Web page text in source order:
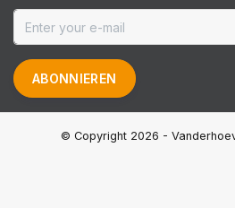
ABONNIEREN
© Copyright 2026 -